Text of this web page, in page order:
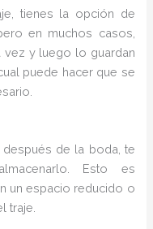
tienes la opción de
en muchos casos,
y luego lo guardan
puede hacer que se
de la boda, te
Esto es
un espacio reducido o
traje.